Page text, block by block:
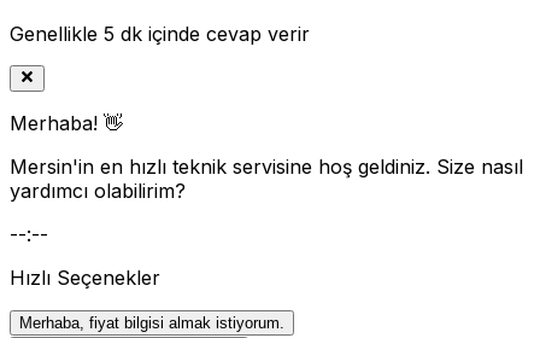
Genellikle 5 dk içinde cevap verir
Merhaba! 👋
Mersin'in en hızlı teknik servisine hoş geldiniz. Size nasıl
yardımcı olabilirim?
--:--
Hızlı Seçenekler
Merhaba, fiyat bilgisi almak istiyorum.